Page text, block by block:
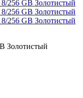
Золотистый